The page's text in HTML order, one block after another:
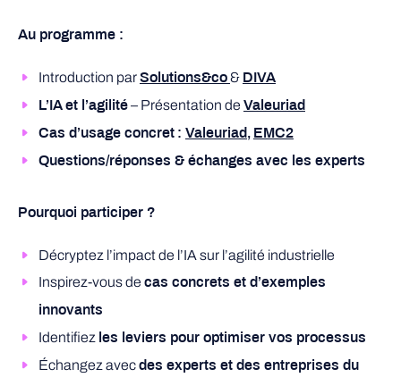
Au programme :
Introduction par Solutions&co & DIVA
L’IA et l’agilité – Présentation de Valeuriad
Cas d’usage concret : Valeuriad , EMC2
Questions/réponses & échanges avec les experts
Pourquoi participer ?
Décryptez l’impact de l’IA sur l’agilité industrielle
Inspirez-vous de cas concrets et d’exemples
innovants
Identifiez les leviers pour optimiser vos processus
Échangez avec des experts et des entreprises du